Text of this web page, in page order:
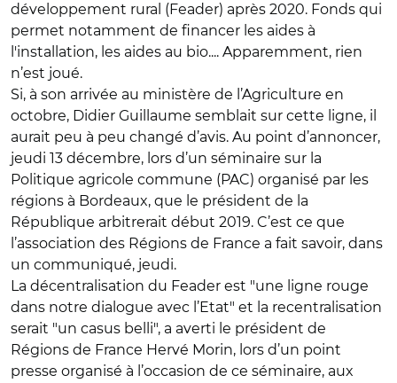
développement rural (Feader) après 2020. Fonds qui
permet notamment de financer les aides à
l'installation, les aides au bio.... Apparemment, rien
n’est joué.
Si, à son arrivée au ministère de l’Agriculture en
octobre, Didier Guillaume semblait sur cette ligne, il
aurait peu à peu changé d’avis. Au point d’annoncer,
jeudi 13 décembre, lors d’un séminaire sur la
Politique agricole commune (PAC) organisé par les
régions à Bordeaux, que le président de la
République arbitrerait début 2019. C’est ce que
l’association des Régions de France a fait savoir, dans
un communiqué, jeudi.
La décentralisation du Feader est "une ligne rouge
dans notre dialogue avec l’Etat" et la recentralisation
serait "un casus belli", a averti le président de
Régions de France Hervé Morin, lors d’un point
presse organisé à l’occasion de ce séminaire, aux